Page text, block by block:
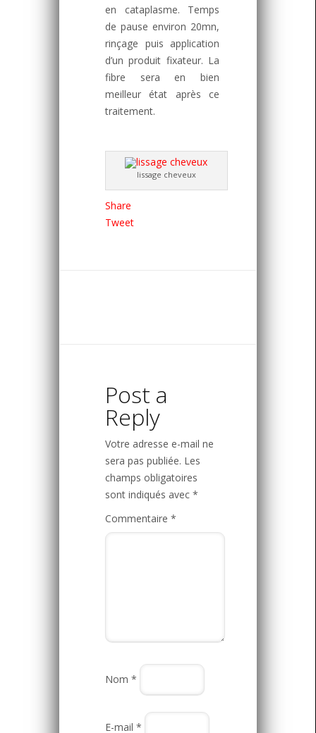
en cataplasme. Temps
de pause environ 20mn,
rinçage puis application
d’un produit fixateur. La
fibre sera en bien
meilleur état après ce
traitement.
lissage cheveux
Share
Tweet
Post a
Reply
Votre adresse e-mail ne
sera pas publiée. Les
champs obligatoires
sont indiqués avec *
Commentaire *
Nom *
E-mail *